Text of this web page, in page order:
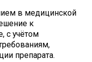
в медицинской
к
с учётом
препарата.